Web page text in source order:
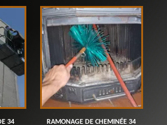
34 RAMONAGE DE CHEMINÉE 34